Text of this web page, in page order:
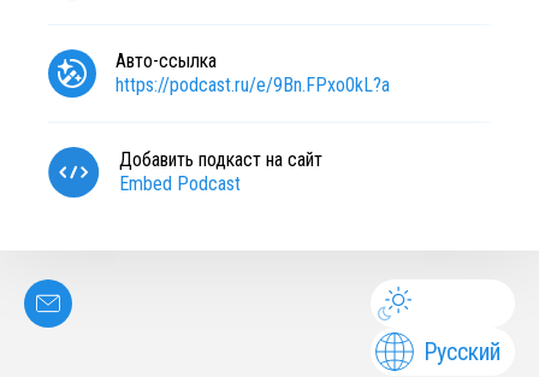
Авто-ссылка
https://podcast.ru/e/9Bn.FPxo0kL?a
Добавить подкаст на сайт
Embed Podcast
Русский